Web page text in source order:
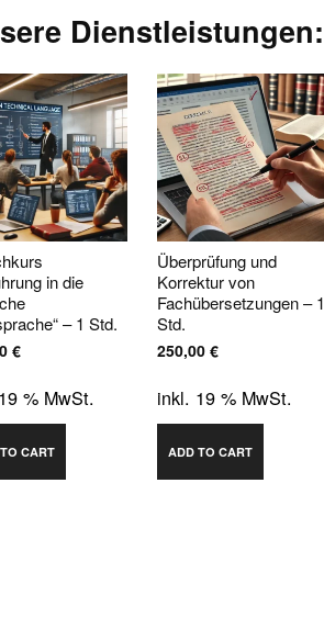
Dienstleistungen:
in die
– 1 Std.
€
% MwSt.
CART
Überprüfung und
Korrektur von
Fachübersetzungen – 1
Std.
250,00 €
inkl. 19 % MwSt.
ADD TO CART